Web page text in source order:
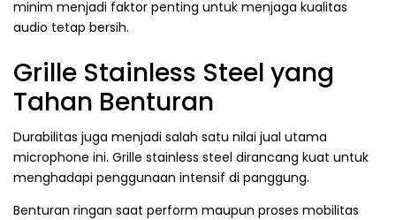
minim menjadi faktor penting untuk menjaga kualitas
audio tetap bersih.
Grille Stainless Steel yang
Tahan Benturan
Durabilitas juga menjadi salah satu nilai jual utama
microphone ini. Grille stainless steel dirancang kuat untuk
menghadapi penggunaan intensif di panggung.
Benturan ringan saat perform maupun proses mobilitas